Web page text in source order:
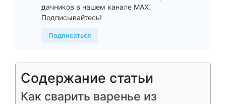
дачников в нашем канале MAX.
Подписывайтесь!
Подписаться
Содержание статьи
Как сварить варенье из